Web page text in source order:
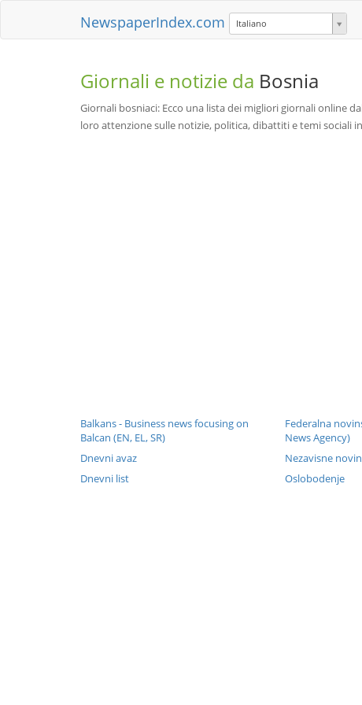
NewspaperIndex.com Italiano
Giornali e notizie da Bosnia
Giornali bosniaci: Ecco una lista dei migliori giornali online
loro attenzione sulle notizie, politica, dibattiti e temi sociali
Balkans - Business news focusing on
Balcan (EN, EL, SR)
Dnevni avaz
Dnevni list
Federalna
News Agency)
Nezavisne
Oslobodenje